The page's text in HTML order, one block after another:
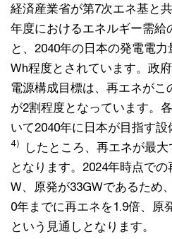
経済産業省が第7次エネ基と
年度におけるエネルギー需給
と、2040年の日本の発電電
Wh程度とされています。政
電源構成目標は、再エネがこ
が2割程度となっています。
いて2040年に日本が目指す
4）
したところ、再エネが最
となります。2024年時点で
W、原発が33GWであるため
0年までに再エネを1.9倍、原
という見通しとなります。